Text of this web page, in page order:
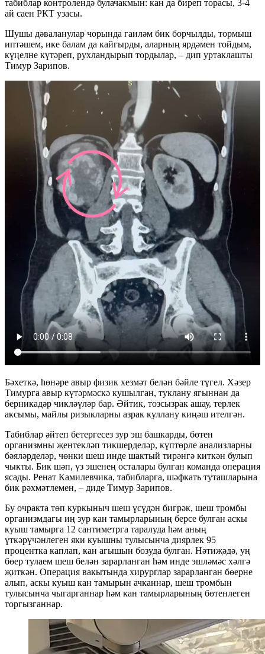
табиблар контролендә булачакмын: кан да биреп торасы, 3-4
ай саен РКТ узасы.
Шушы дәваланулар чорында гаиләм бик борчылды, тормыш
иптәшем, ике балам да кайгырды, аларның ярдәмен тойдым,
күңелне күтәреп, рухландырып тордылар, – дип уртаклашты
Тимур Зарипов.
Бәхеткә, һөнәре авыр физик хезмәт белән бәйле түгел. Хәзер
Тимурга авыр күтәрмәскә кушылган, туклану ягыннан да
берникадәр чикләүләр бар. Әйтик, тозсызрак ашау, терлек
аксымы, майлы ризыкларны азрак куллану киңәш ителгән.
Табиблар әйтеп бетергесез зур эш башкарды, бөтен
организмны җентекләп тикшерделәр, күптөрле анализларны
бәяләрделәр, чөнки шеш инде шактый тирәнгә киткән булып
чыкты. Бик шәп, үз эшенең осталары булган команда операция
ясады. Ренат Камилевчика, табибларга, шәфкать туташларына
бик рәхмәтлемен, – диде Тимур Зарипов.
Бу очракта төп куркыныч шеш үсүдән бигрәк, шеш тромбы
организмдагы иң зур кан тамырларының берсе булган аскы
куыш тамырга 12 сантиметрга таралуда һәм аның
үткәрүчәнлеген яки куышны тулысынча диярлек 95
процентка каплап, кан агышын бозуда булган. Нәтиҗәдә, уң
бөер тулаем шеш белән зарарланган һәм инде эшләмәс хәлгә
җиткән. Операция вакытында хирурглар зарарланган бөерне
алып, аскы куыш кан тамырын ачканнар, шеш тромбын
тулысынча чыгарганнар һәм кан тамырларының бөтенлеген
торгызганнар.